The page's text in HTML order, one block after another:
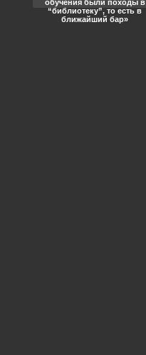
обучения были походы в
“библиотеку”, то есть в
ближайший бар»